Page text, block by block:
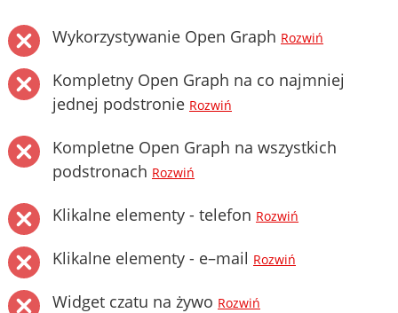
Wykorzystywanie Open Graph Rozwiń
Kompletny Open Graph na co najmniej
jednej podstronie Rozwiń
Kompletne Open Graph na wszystkich
podstronach Rozwiń
Klikalne elementy - telefon Rozwiń
Klikalne elementy - e–mail Rozwiń
Widget czatu na żywo Rozwiń